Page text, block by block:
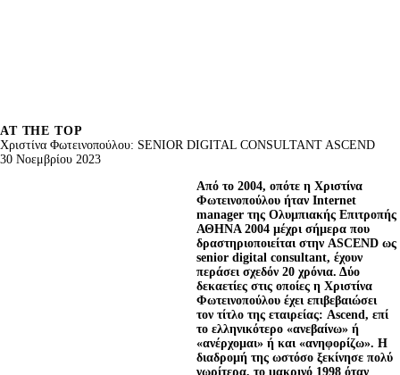
AT THE TOP
Χριστίνα Φωτεινοπούλου: SENIOR DIGITAL CONSULTANT ASCEND
30 Νοεμβρίου 2023
Aπό το 2004, οπότε η Χριστίνα
Φωτεινοπούλου ήταν Internet
manager της Ολυµπιακής Επιτροπής
ΑΘΗΝΑ 2004 µέχρι σήµερα που
δραστηριοποιείται στην ASCEND ως
senior digital consultant, έχουν
περάσει σχεδόν 20 χρόνια. Δύο
δεκαετίες στις οποίες η Χριστίνα
Φωτεινοπούλου έχει επιβεβαιώσει
τον τίτλο της εταιρείας: Ascend, επί
το ελληνικότερο «ανεβαίνω» ή
«ανέρχοµαι» ή και «ανηφορίζω». Η
διαδροµή της ωστόσο ξεκίνησε πολύ
νωρίτερα, το µακρινό 1998 όταν